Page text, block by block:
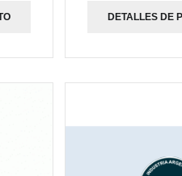
DETALLES DE